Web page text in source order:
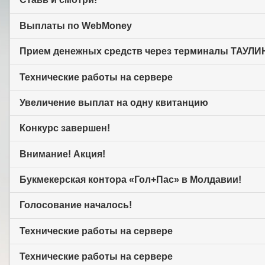
Выплаты по WebMoney
Прием денежных средств через терминалы
Технические работы на сервере
Увеличение выплат на одну квитанцию
Конкурс завершен!
Внимание! Акция!
Букмекерская контора «Гол+Пас» в Молдавии!
Голосование началось!
Технические работы на сервере
Технические работы на сервере